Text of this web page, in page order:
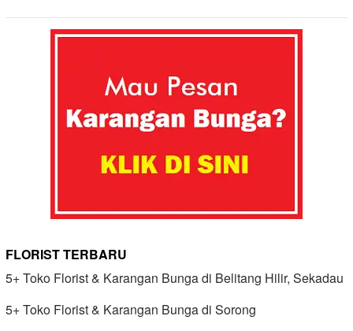
FLORIST TERBARU
5+ Toko Florist & Karangan Bunga di Belitang Hilir, Sekadau
5+ Toko Florist & Karangan Bunga di Sorong